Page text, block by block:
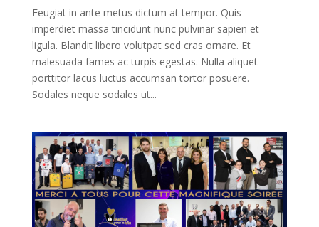
Feugiat in ante metus dictum at tempor. Quis
imperdiet massa tincidunt nunc pulvinar sapien et
ligula. Blandit libero volutpat sed cras ornare. Et
malesuada fames ac turpis egestas. Nulla aliquet
porttitor lacus luctus accumsan tortor posuere.
Sodales neque sodales ut...